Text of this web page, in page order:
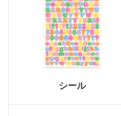
シール